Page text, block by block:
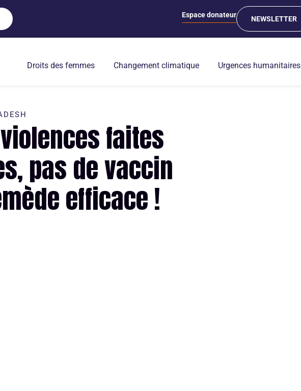
Espace donateur NEWSLETTER
Droits des femmes Changement climatique Urgences humanitaires
faites
pas de vaccin
efficace !